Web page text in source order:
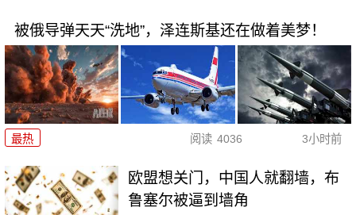
被俄导弹天天“洗地”，泽连斯基还在做着美梦！
最热 阅读 4036 3小时前
欧盟想关门，中国人就翻墙，布
鲁塞尔被逼到墙角